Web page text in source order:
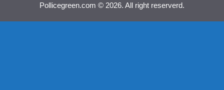
Pollicegreen.com © 2026. All right reserverd.